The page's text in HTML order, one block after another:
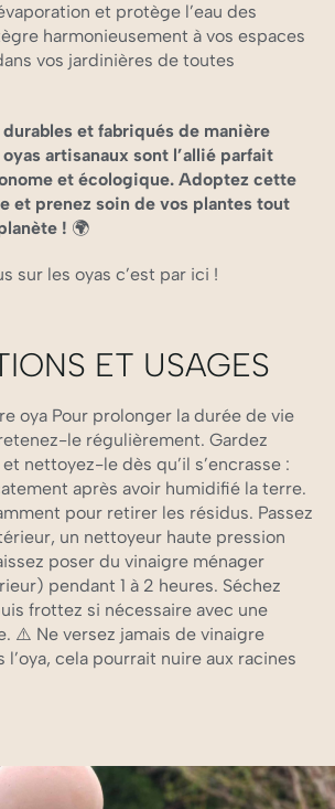
et protège l’eau des
harmonieusement à vos espaces
vos jardinières de toutes
et fabriqués de manière
artisanaux sont l’allié parfait
et écologique. Adoptez cette
et prenez soin de vos plantes tout
! 🌍
sur les oyas c’est par ici !
ET USAGES
oya Pour prolonger la durée de vie
le régulièrement. Gardez
nettoyez-le dès qu’il s’encrasse :
après avoir humidifié la terre.
pour retirer les résidus. Passez
un nettoyeur haute pression
poser du vinaigre ménager
pendant 1 à 2 heures. Séchez
frottez si nécessaire avec une
⚠️ Ne versez jamais de vinaigre
cela pourrait nuire aux racines